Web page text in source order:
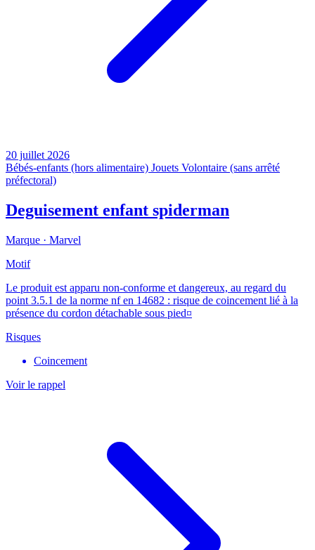
20 juillet 2026
Bébés-enfants (hors alimentaire) Jouets Volontaire (sans arrêté
préfectoral)
Deguisement enfant spiderman
Marque · Marvel
Motif
Le produit est apparu non-conforme et dangereux, au regard du
point 3.5.1 de la norme nf en 14682 : risque de coincement lié à la
présence du cordon détachable sous pied¤
Risques
Coincement
Voir le rappel